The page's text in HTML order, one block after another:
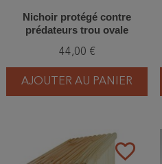
Nichoir protégé contre
prédateurs trou ovale
Schwegler (2GR - 218/1)
44,00 €
AJOUTER AU PANIER
favorite_border